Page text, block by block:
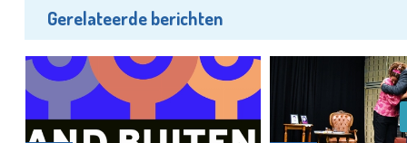
Gerelateerde berichten